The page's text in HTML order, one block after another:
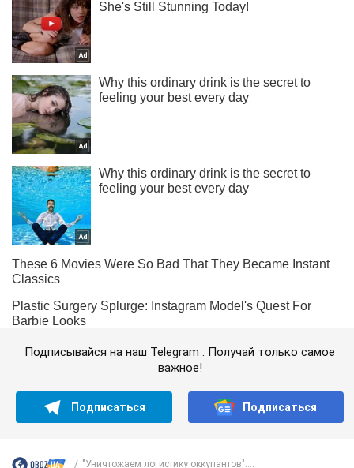
Подписывайся на наш Telegram . Получай только самое
важное!
Подписаться Подписаться
"Уничтожаем логистику оккупантов":...